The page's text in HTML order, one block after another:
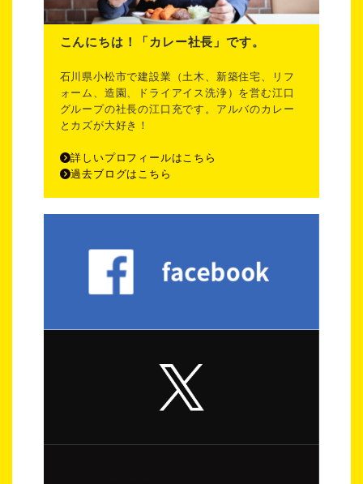
こんにちは！「カレー社長」です。
石川県小松市で建設業（土木、新築住宅、リフ
ォーム、造園、ドライアイス洗浄）を営む江口
グループの社長の江口充です。アルバのカレー
とカズが大好き！
詳しいプロフィールはこちら
過去ブログはこちら